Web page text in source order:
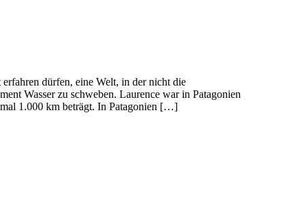
dürfen, eine Welt, in der nicht die
Wasser zu schweben. Laurence war in Patagonien
1.000 km beträgt. In Patagonien […]